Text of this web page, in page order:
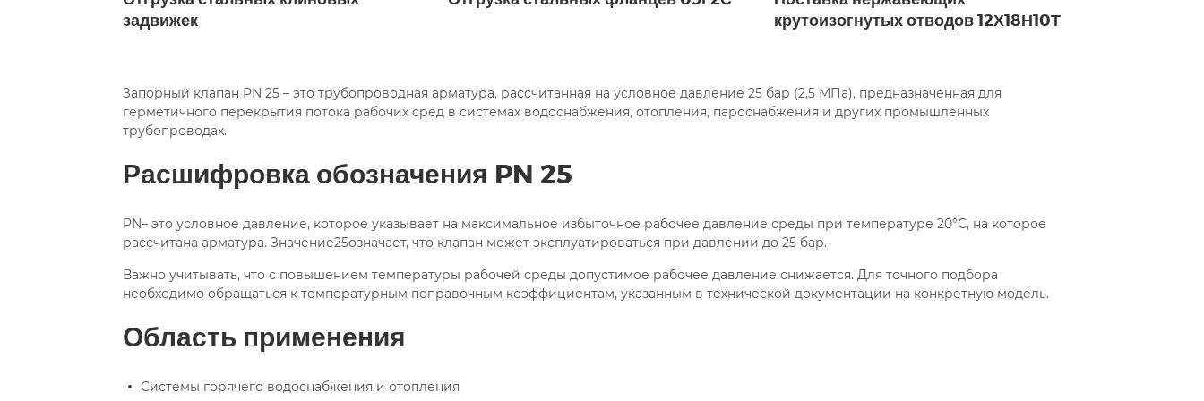
15с22нж ду25 15с22нж ду32 15с22нж ду50 15с22нж проходной
15с51п 15с52нж 15с52нж фланцевый 15с52нж10 15с52нж11 15с52нж11 под приварку 15с52нж9
15с57нж 15с65нж 15с65нж ду100 15с65нж ду20 15с65нж ду200
15с65нж ду25 15с65нж ду25 ру16 15с65нж ду25 ру16 фланцевый
15с65п 15с66п 15с68нж 15с68нж ду15 15с68нж ду25 15с68нж фланцевый
15ч14п ду100 15ч14п ду125 15ч14п ду150 15ч18п 15ч9п 22лс69нж 22нж69нж 22с32п 25ч945п
ду15 ру160 ду150 ду20 ду20 муфтовый
ду25 фланцевый ду300 ду32 ду32 муфтовый
задвижек
крутоизогнутых отводов 12Х18Н10Т
Запорный клапан PN 25 – это трубопроводная арматура, рассчитанная на условное давление 25 бар (2,5 МПа), предназначенная для
герметичного перекрытия потока рабочих сред в системах водоснабжения, отопления, пароснабжения и других промышленных
трубопроводах.
Расшифровка обозначения PN 25
PN– это условное давление, которое указывает на максимальное избыточное рабочее давление среды при температуре 20°С, на которое
рассчитана арматура. Значение25означает, что клапан может эксплуатироваться при давлении до 25 бар.
Важно учитывать, что с повышением температуры рабочей среды допустимое рабочее давление снижается. Для точного подбора
необходимо обращаться к температурным поправочным коэффициентам, указанным в технической документации на конкретную модель.
Область применения
Системы горячего водоснабжения и отопления